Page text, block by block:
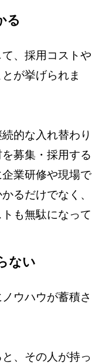
る
、採用コストや
が挙げられま
的な入れ替わり
募集・採用する
業研修や現場で
るだけでなく、
も無駄になって
ない
ウハウが蓄積さ
、その人が持っ